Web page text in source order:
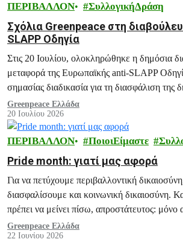
ΠΕΡΙΒΑΛΛΟΝ ΣυλλογικήΔράση
Σχόλια Greenpeace στη
SLAPP Οδηγία
Στις 20 Ιουλίου, ολοκληρώθηκε η δημόσια
μεταφορά της Ευρωπαϊκής anti-SLAPP
σημασίας διαδικασία για τη διασφάλιση της
ακτιβισμού.
Greenpeace Ελλάδα
20 Ιουλίου 2026
ΠΕΡΙΒΑΛΛΟΝ ΠοιοιΕίμαστε
Pride month: γιατί μας αφορά
Για να πετύχουμε περιβαλλοντική
διασφαλίσουμε και κοινωνική δικαιοσύνη.
πρέπει να μείνει πίσω, απροστάτευτος: μόνο
για όλους και όλα, μπορούμε να
βιώσιμο και ειρηνικό μέλλον.
Greenpeace Ελλάδα
22 Ιουνίου 2026